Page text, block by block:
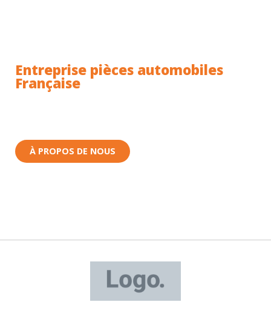
Entreprise pièces automobiles
Française
À PROPOS DE NOUS